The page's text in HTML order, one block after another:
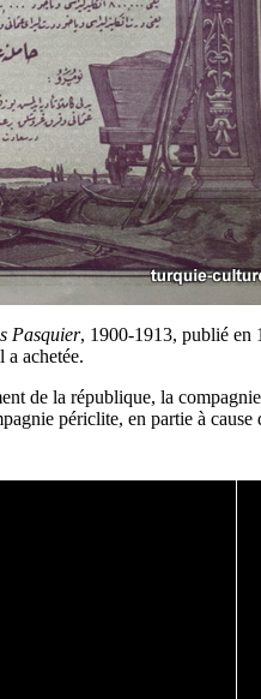
Pasquier, 1900-1913, publié en
achetée.
de la république, la
périclite, en partie à